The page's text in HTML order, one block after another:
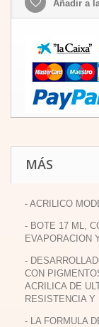
Añadir a
MÁS
- ACRILICO
- BOTE 17 ML,
EVAPORACION
-
CON
ACRILICA DE
RESISTENCIA Y
- LA FORMULA